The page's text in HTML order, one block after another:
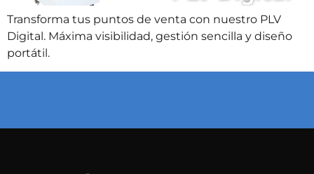
Transforma tus puntos de venta con nuestro PLV
Digital. Máxima visibilidad, gestión sencilla y diseño
portátil.